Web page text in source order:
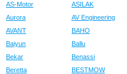
AS-Motor
ASILAK
Aurora
AV Engineering
AVANT
BAHO
Baiyun
Ballu
Bekar
Benassi
Beretta
BESTMOW